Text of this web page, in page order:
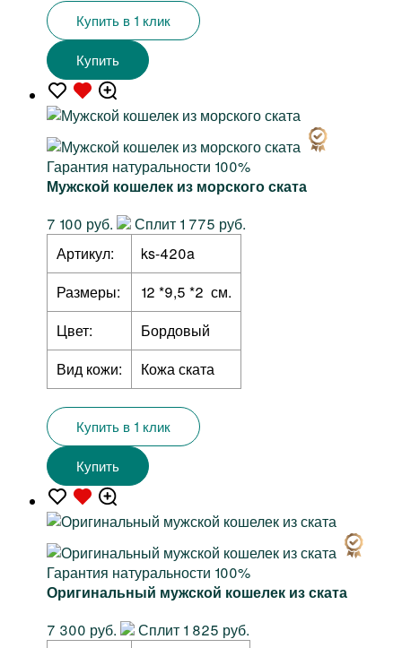
Купить в 1 клик
Купить
Гарантия натуральности 100%
Мужской кошелек из морского ската
7 100 руб.
Сплит 1 775 руб.
Артикул:
ks-420a
Размеры:
12 *9,5 *2 см.
Цвет:
Бордовый
Вид кожи:
Кожа ската
Купить в 1 клик
Купить
Гарантия натуральности 100%
Оригинальный мужской кошелек из ската
7 300 руб.
Сплит 1 825 руб.